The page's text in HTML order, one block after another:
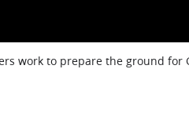
work to prepare the ground for